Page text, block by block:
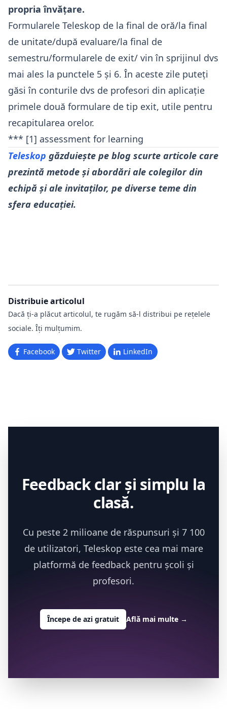
propria învățare.
Formularele Teleskop de la final de oră/la final
de unitate/după evaluare/la final de
semestru/formularele de exit/ vin în sprijinul dvs
mai ales la punctele 5 și 6. În aceste zile puteți
găsi în conturile dvs de profesori din aplicație
primele două formulare de tip exit, utile pentru
recapitularea orelor.
*** [1] assessment for learning
Teleskop găzduiește pe blog scurte articole care
prezintă metode și abordări ale colegilor din
echipă și ale invitaților, pe diverse teme din
sfera educației.
Distribuie articolul
Dacă ți-a plăcut articolul, te rugăm să-l distribui pe rețelele
sociale. Îți mulțumim.
Facebook Twitter LinkedIn
Feedback clar și simplu la
clasă.
Cu peste 2 milioane de răspunsuri și 7 100
de utilizatori, Teleskop este cea mai mare
platformă de feedback pentru școli și
profesori.
Începe de azi gratuit Află mai multe →